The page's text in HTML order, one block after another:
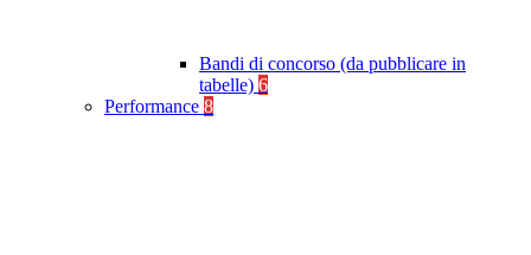
Bandi di concorso (da pubblicare in
tabelle) 6
Performance 8